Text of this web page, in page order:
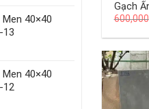
40×40
13
40×40
12
Gạch
600,000